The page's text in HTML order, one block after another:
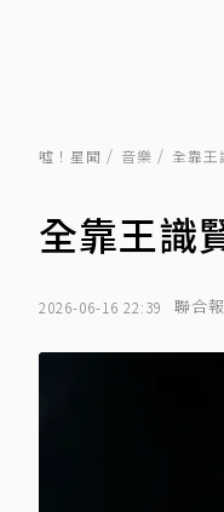
噓！星聞 音樂 全靠王
全靠王識
2026-06-16 22:39 聯合